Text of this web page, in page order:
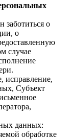
заботиться о
о
случае
исправление,
Субъект
данных:
обработке